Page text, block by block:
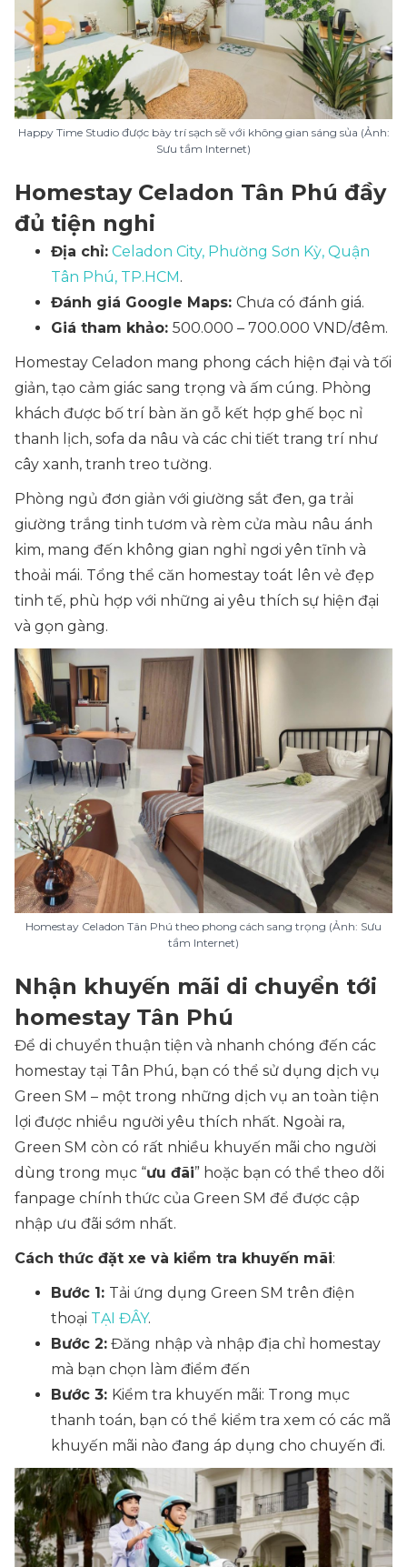
Happy Time Studio được bày trí sạch sẽ với không gian sáng sủa (Ảnh:
Sưu tầm Internet)
Homestay Celadon Tân Phú đầy
đủ tiện nghi
Địa chỉ: Celadon City, Phường Sơn Kỳ, Quận
Tân Phú, TP.HCM.
Đánh giá Google Maps: Chưa có đánh giá.
Giá tham khảo: 500.000 – 700.000 VND/đêm.
Homestay Celadon mang phong cách hiện đại và tối
giản, tạo cảm giác sang trọng và ấm cúng. Phòng
khách được bố trí bàn ăn gỗ kết hợp ghế bọc nỉ
thanh lịch, sofa da nâu và các chi tiết trang trí như
cây xanh, tranh treo tường.
Phòng ngủ đơn giản với giường sắt đen, ga trải
giường trắng tinh tươm và rèm cửa màu nâu ánh
kim, mang đến không gian nghỉ ngơi yên tĩnh và
thoải mái. Tổng thể căn homestay toát lên vẻ đẹp
tinh tế, phù hợp với những ai yêu thích sự hiện đại
và gọn gàng.
Homestay Celadon Tân Phú theo phong cách sang trọng (Ảnh: Sưu
tầm Internet)
Nhận khuyến mãi di chuyển tới
homestay Tân Phú
Để di chuyển thuận tiện và nhanh chóng đến các
homestay tại Tân Phú, bạn có thể sử dụng dịch vụ
Green SM – một trong những dịch vụ an toàn tiện
lợi được nhiều người yêu thích nhất. Ngoài ra,
Green SM còn có rất nhiều khuyến mãi cho người
dùng trong mục “ưu đãi” hoặc bạn có thể theo dõi
fanpage chính thức của Green SM để được cập
nhập ưu đãi sớm nhất.
Cách thức đặt xe và kiểm tra khuyến mãi:
Bước 1: Tải ứng dụng Green SM trên điện
thoại TẠI ĐÂY.
Bước 2: Đăng nhập và nhập địa chỉ homestay
mà bạn chọn làm điểm đến
Bước 3: Kiểm tra khuyến mãi: Trong mục
thanh toán, bạn có thể kiểm tra xem có các mã
khuyến mãi nào đang áp dụng cho chuyến đi.